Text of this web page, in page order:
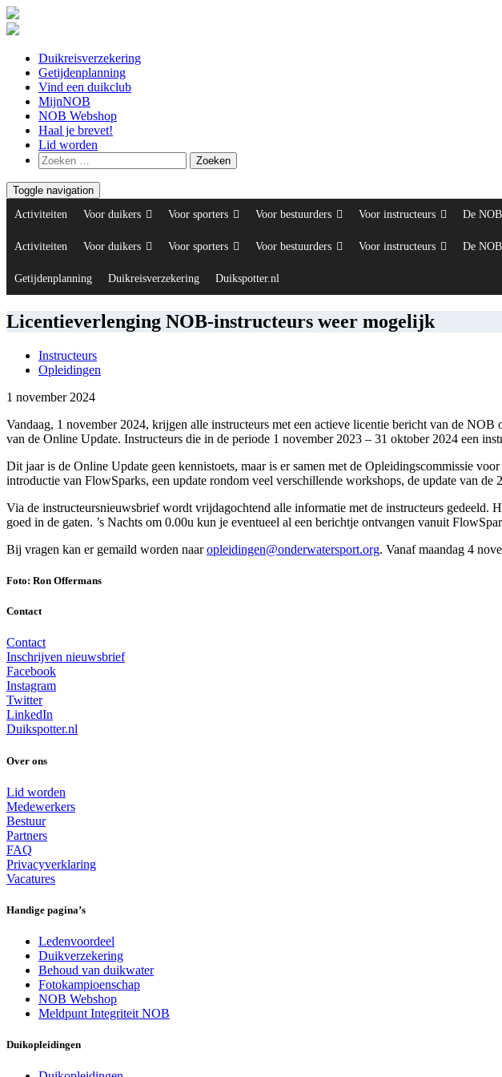
Duikreisverzekering
Getijdenplanning
Vind een duikclub
MijnNOB
NOB Webshop
Haal je brevet!
Lid worden
Toggle navigation
Activiteiten
Voor duikers Voor sporters Voor bestuurders Voor instructeurs De NOB
Activiteiten Voor duikers Voor sporters Voor bestuurders Voor instructeurs De NOB
Getijdenplanning Duikreisverzekering Duikspotter.nl
Licentieverlenging NOB-instructeurs weer mogelijk
Instructeurs
Opleidingen
1 november 2024
Vandaag, 1 november 2024, krijgen alle instructeurs met een actieve licentie bericht van de
van de Online Update. Instructeurs die in de periode 1 november 2023 – 31 oktober 2024 een
Dit jaar is de Online Update geen kennistoets, maar is er samen met de Opleidingscommissie
introductie van FlowSparks, een update rondom veel verschillende workshops, de update van
Via de instructeursnieuwsbrief wordt vrijdagochtend alle informatie met de instructeurs
goed in de gaten. ’s Nachts om 0.00u kun je eventueel al een berichtje ontvangen vanuit
Bij vragen kan er gemaild worden naaropleidingen@onderwatersport.org. Vanaf maandag 4
Foto: Ron Offermans
Contact
Contact
Inschrijven nieuwsbrief
Facebook
Instagram
Twitter
LinkedIn
Duikspotter.nl
Over ons
Lid worden
Medewerkers
Bestuur
Partners
FAQ
Privacyverklaring
Vacatures
Handige pagina’s
Ledenvoordeel
Duikverzekering
Behoud van duikwater
Fotokampioenschap
NOB Webshop
Meldpunt Integriteit NOB
Duikopleidingen